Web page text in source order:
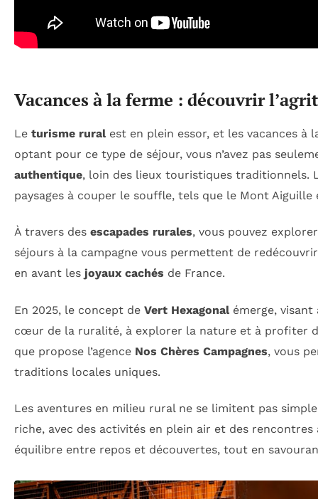
Vacances à la ferme : découvrir
Le turisme ruralest en plein essor, et les vacances à
optant pour ce type de séjour, vous n’avez pas
authentique, loin des lieux touristiques traditionnels.
paysages à couper le souffle, tels que le Mont Aiguille
À travers des escapades rurales, vous pouvez
séjours à la campagne vous permettent de
en avant les joyaux cachés de France.
En 2025, le concept de Vert Hexagonalémerge, visant
cœur de la ruralité, à explorer la nature et à profiter
que propose l’agence Nos Chères Campagnes, vous
traditions locales uniques.
Les aventures en milieu rural ne se limitent pas
riche, avec des activités en plein air et des
équilibre entre repos et découvertes, tout en